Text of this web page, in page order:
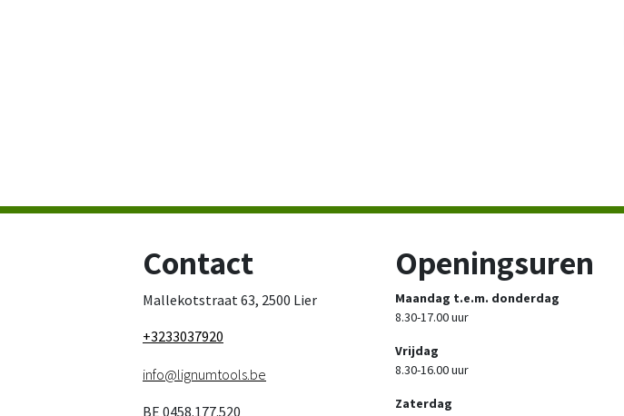
Contact
Mallekotstraat 63, 2500 Lier
+3233037920
info@lignumtools.be
BE 0458.177.520
Openingsuren
Maandag t.e.m. donderdag
8.30-17.00 uur
Vrijdag
8.30-16.00 uur
Zaterdag